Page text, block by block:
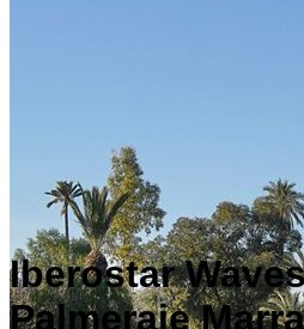
Iberostar
Palmeraie